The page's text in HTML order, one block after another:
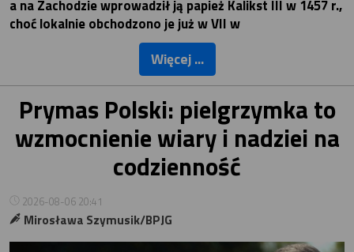
a na Zachodzie wprowadził ją papież Kalikst III w 1457 r.,
choć lokalnie obchodzono je już w VII w
Więcej ...
Prymas Polski: pielgrzymka to
wzmocnienie wiary i nadziei na
codzienność
2026-08-06 20:41
Mirosława Szymusik/BPJG